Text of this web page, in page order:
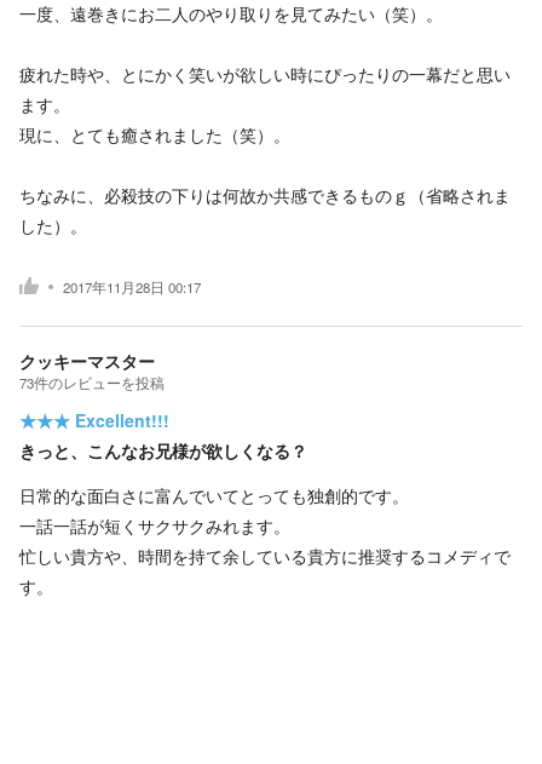
一度、遠巻きにお二人のやり取りを見てみたい（笑）。
疲れた時や、とにかく笑いが欲しい時にぴったりの一幕だと思い
ます。
現に、とても癒されました（笑）。
ちなみに、必殺技の下りは何故か共感できるものｇ（省略されま
した）。
2017年11月28日 00:17
クッキーマスター
73件のレビューを投稿
★★★ Excellent!!!
きっと、こんなお兄様が欲しくなる？
日常的な面白さに富んでいてとっても独創的です。
一話一話が短くサクサクみれます。
忙しい貴方や、時間を持て余している貴方に推奨するコメディで
す。